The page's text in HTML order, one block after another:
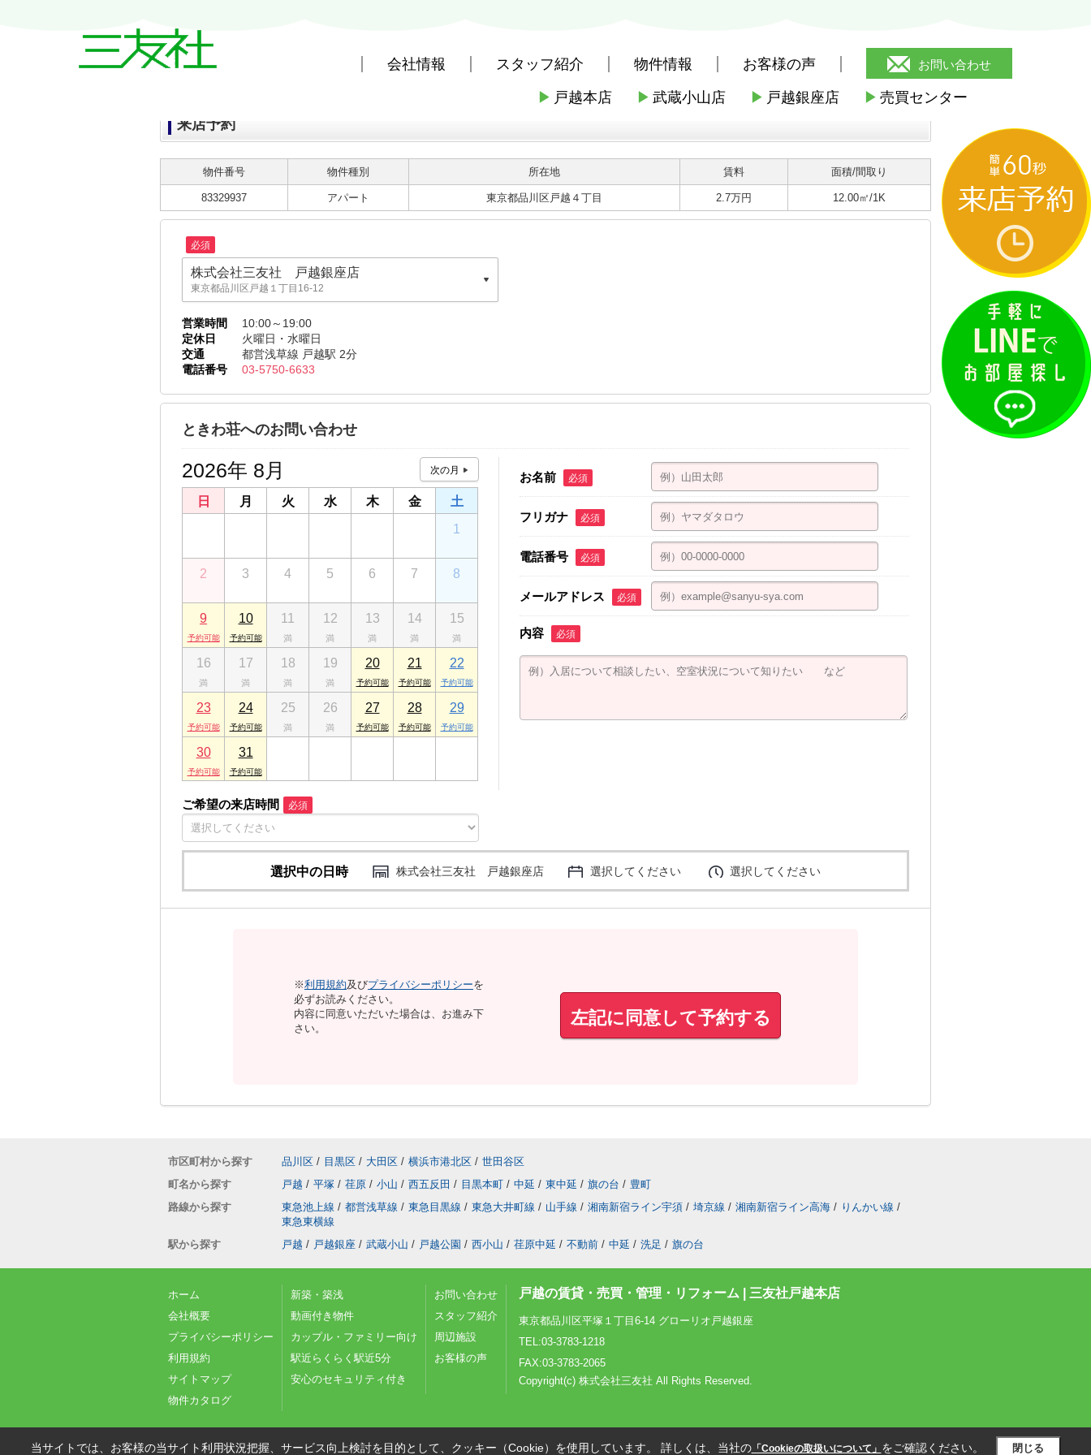
会社情報 スタッフ紹介 物件情報 お客様の声 お問い合わせ
▶ 戸越本店 ▶ 武蔵小山店 ▶ 戸越銀座店 ▶ 売買センター
来店予約
物件番号 物件種別 所在地 賃料 面積/間取り
83329937 アパート 東京都品川区戸越４丁目 2.7万円 12.00㎡/1K
必須
株式会社三友社 戸越銀座店
東京都品川区戸越１丁目16-12
株式会社三友社 本店
東京都品川区平塚１丁目6-14 グローリオ戸越銀座
株式会社三友社 武蔵小山店
東京都品川区小山３丁目21-10
株式会社三友社 戸越銀座店
東京都品川区戸越１丁目16-12
株式会社三友社 売買センター
東京都品川区戸越３丁目1-17 ユニオンビル３F
営業時間
10:00～19:00
定休日
火曜日・水曜日
交通
都営浅草線 戸越駅 2分
電話番号
03-5750-6633
ときわ荘へのお問い合わせ
2026年 8月
日 月 火 水 木 金
土
1
2 3 4 5 6 7 8
9 10 11 12 13 14 15
16 17 18 19 20 21 22
23 24 25 26 27 28 29
30 31
ご希望の来店時間 必須
お名前 必須
フリガナ 必須
電話番号 必須
メールアドレス 必須
内容 必須
選択中の日時 株式会社三友社 戸越銀座店 選択してください 選択してください
※利用規約及びプライバシーポリシーを
必ずお読みください。
内容に同意いただいた場合は、お進み下
さい。
左記に同意して予約する
市区町村から探す 品川区 / 目黒区 / 大田区 / 横浜市港北区 / 世田谷区
町名から探す
戸越 / 平塚 / 荏原 / 小山 / 西五反田 / 目黒本町 / 中延 / 東中延 / 旗の台 / 豊町
路線から探す
東急池上線 / 都営浅草線 / 東急目黒線 / 東急大井町線 / 山手線 / 湘南新宿ライン宇須 / 埼京線 / 湘南新宿ライン高海 / りんかい線 /
東急東横線
駅から探す
戸越 / 戸越銀座 / 武蔵小山 / 戸越公園 / 西小山 / 荏原中延 / 不動前 / 中延 / 洗足 / 旗の台
ホーム
会社概要
プライバシーポリシー
利用規約
サイトマップ
物件カタログ
新築・築浅
動画付き物件
カップル・ファミリー向け
駅近らくらく駅近5分
安心のセキュリティ付き
お問い合わせ
スタッフ紹介
周辺施設
お客様の声
戸越の賃貸・売買・管理・リフォーム | 三友社戸越本店
東京都品川区平塚１丁目6-14 グローリオ戸越銀座
TEL:03-3783-1218
FAX:03-3783-2065
Copyright(c) 株式会社三友社 All Rights Reserved.
当サイトでは、お客様の当サイト利用状況把握、サービス向上検討を目的として、クッキー（Cookie）を使用しています。 詳しくは、当社の「Cookieの取扱いについて」 をご確認ください。 閉じる